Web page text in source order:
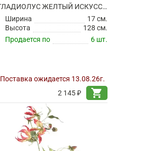
ГЛАДИОЛУС ЖЕЛТЫЙ ИСКУССТВЕННЫЙ
Ширина
17 см.
Высота
128 см.
Продается по
6 шт.
Поставка ожидается 13.08.26г.
2 145 ₽
shopping_cart